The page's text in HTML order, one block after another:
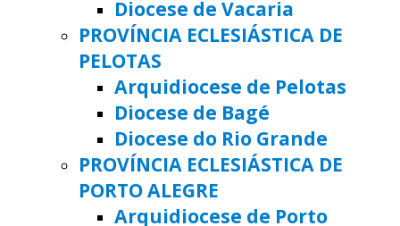
Diocese de Vacaria
PROVÍNCIA ECLESIÁSTICA DE
PELOTAS
Arquidiocese de Pelotas
Diocese de Bagé
Diocese do Rio Grande
PROVÍNCIA ECLESIÁSTICA DE
PORTO ALEGRE
Arquidiocese de Porto